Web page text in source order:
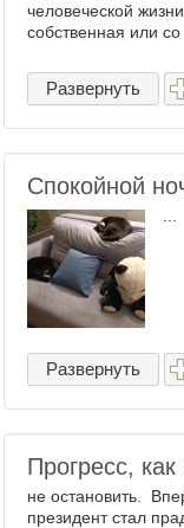
человеческой
собственная или со
Развернуть
Спокойной
Развернуть
Прогресс,
не остановить.
президент стал